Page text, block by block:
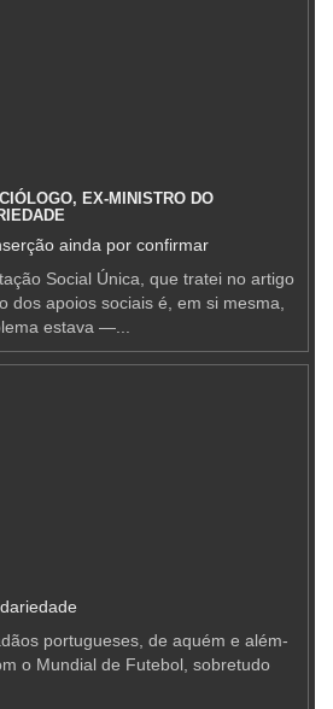
EX-MINISTRO DO
ainda por confirmar
Social Única, que tratei no artigo
dos apoios sociais é, em si mesma,
estava —...
portugueses, de aquém e além-
o Mundial de Futebol, sobretudo